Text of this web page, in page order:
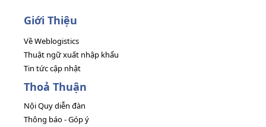
Giới Thiệu
Về Weblogistics
Thuật ngữ xuất nhập khẩu
Tin tức cập nhật
Thoả Thuận
Nội Quy diễn đàn
Thông báo - Góp ý